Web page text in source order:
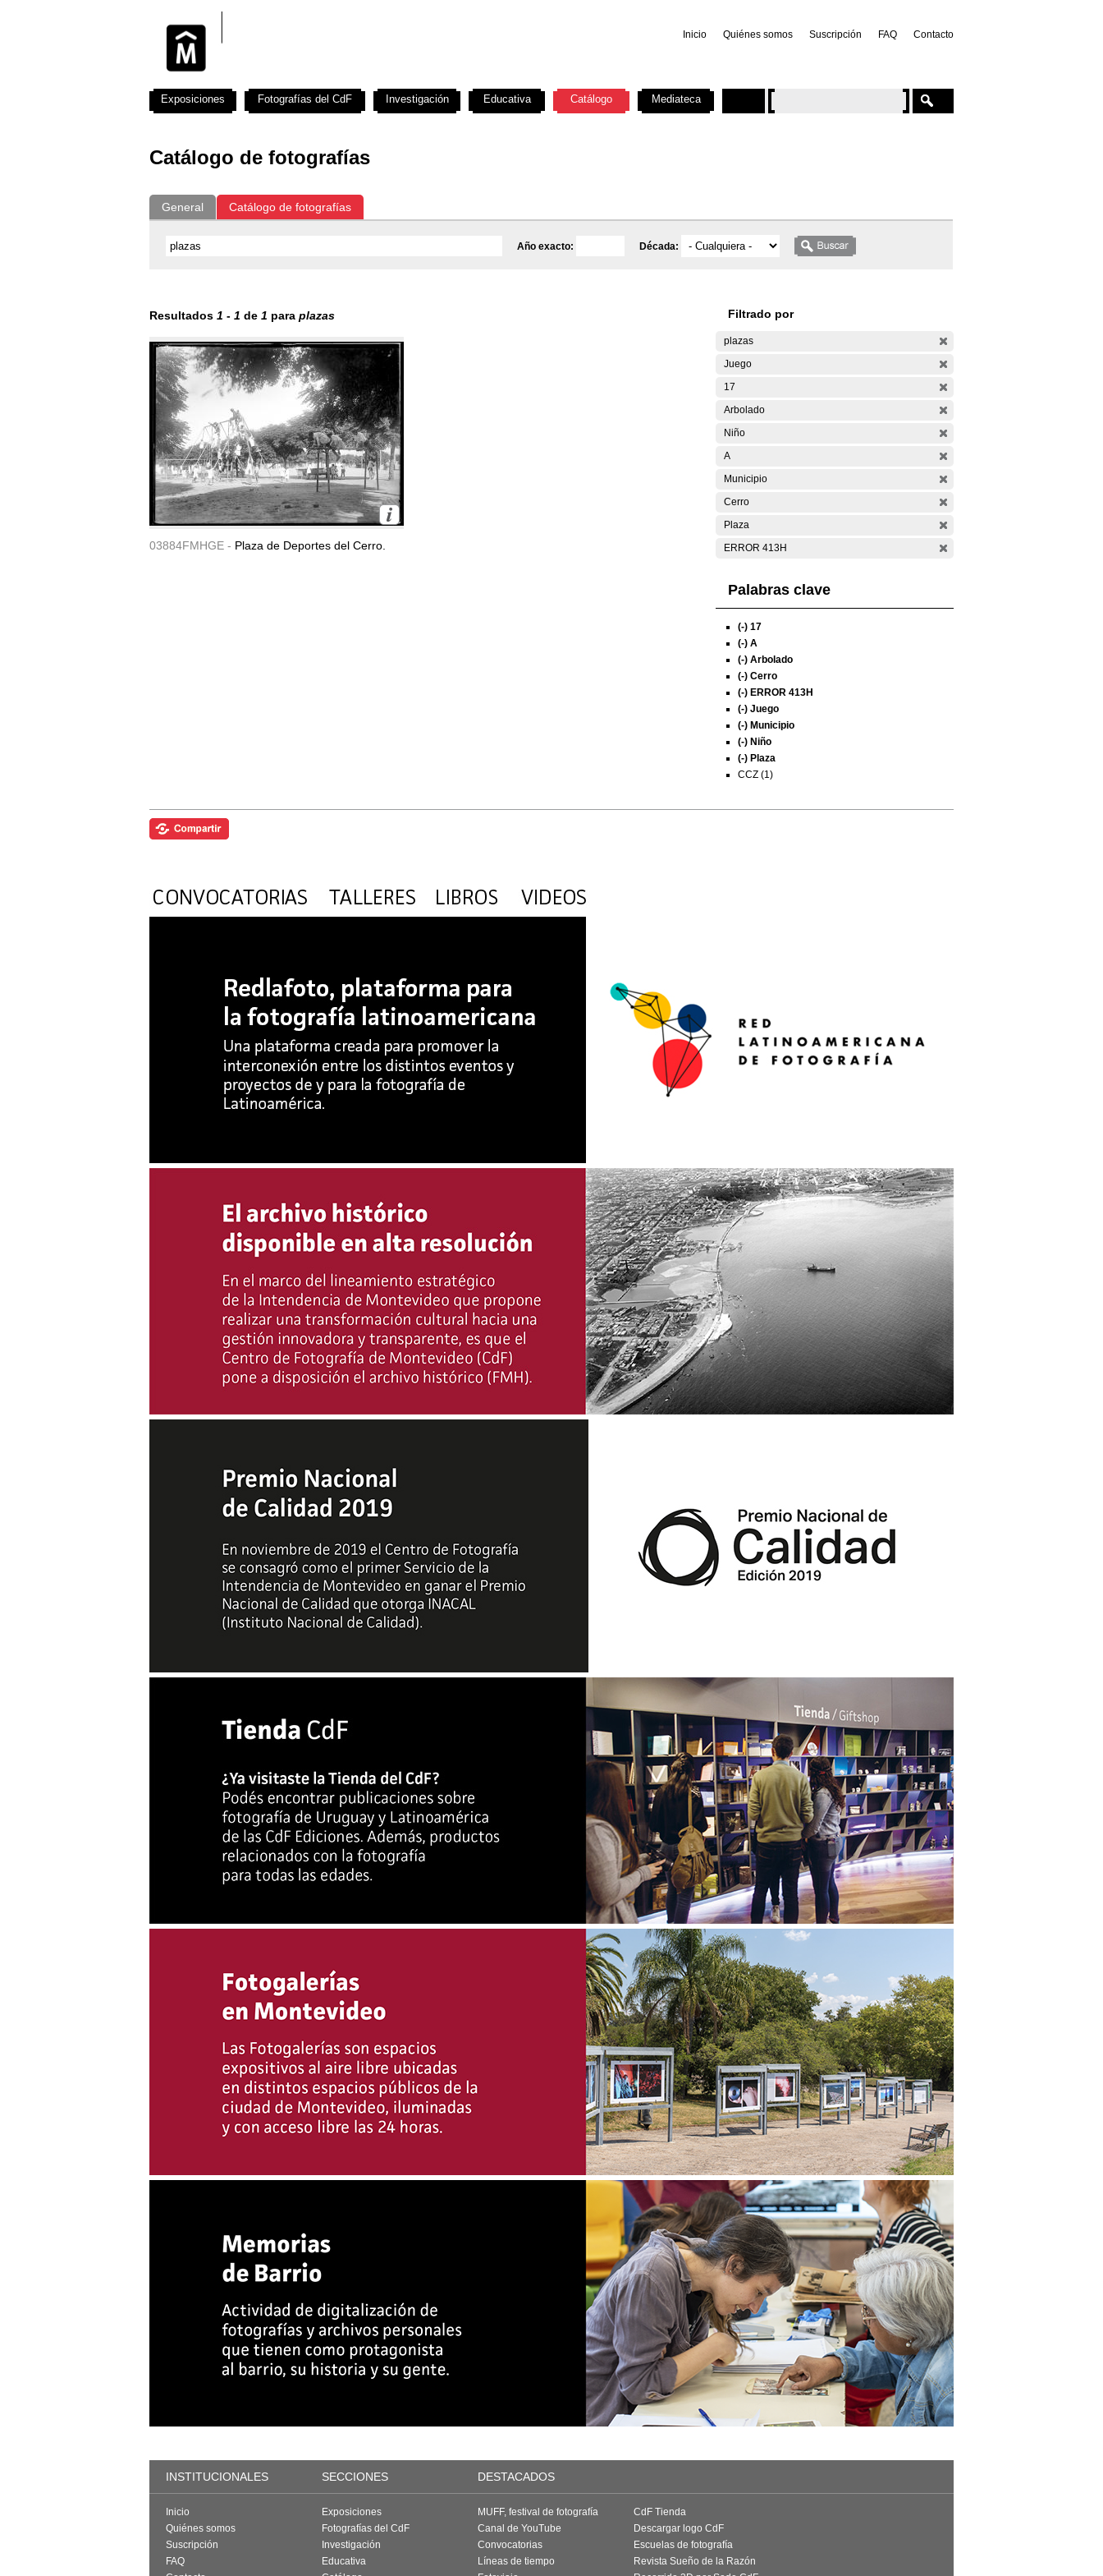
Inicio Quiénes somos Suscripción FAQ Contacto
Catálogo de fotografías
General Catálogo de fotografías
Año exacto: Década:
Resultados 1 - 1 de 1 para plazas
03884FMHGE - Plaza de Deportes del Cerro.
Filtrado por
plazas
Juego
17
Arbolado
Niño
A
Municipio
Cerro
Plaza
ERROR 413H
Palabras clave
(-) 17
(-) A
(-) Arbolado
(-) Cerro
(-) ERROR 413H
(-) Juego
(-) Municipio
(-) Niño
(-) Plaza
CCZ (1)
Exposiciones Fotografías del CdF Investigación Educativa Catálogo Mediateca
INSTITUCIONALES SECCIONES DESTACADOS
Inicio
Quiénes somos
Suscripción
FAQ
Exposiciones
Fotografías del CdF
Investigación
Educativa
MUFF, festival de fotografía
Canal de YouTube
Convocatorias
Líneas de tiempo
CdF Tienda
Descargar logo CdF
Escuelas de fotografía
Revista Sueño de la Razón